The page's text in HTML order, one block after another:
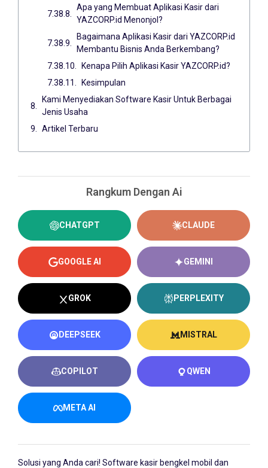
Apa yang Membuat Aplikasi Kasir dari
YAZCORP.id Menonjol?
Bagaimana Aplikasi Kasir dari YAZCORP.id
Membantu Bisnis Anda Berkembang?
Kenapa Pilih Aplikasi Kasir YAZCORP.id?
Kesimpulan
Kami Menyediakan Software Kasir Untuk Berbagai
Jenis Usaha
Artikel Terbaru
Rangkum Dengan Ai
CHATGPT CLAUDE
GOOGLE AI GEMINI
GROK PERPLEXITY
DEEPSEEK MISTRAL
COPILOT QWEN
META AI
Solusi yang Anda cari! Software kasir bengkel mobil dan